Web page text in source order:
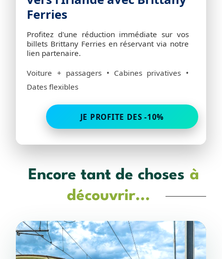
Ferries
Profitez d'une réduction immédiate sur vos
billets Brittany Ferries en réservant via notre
lien partenaire.
Voiture + passagers • Cabines privatives •
Dates flexibles
JE PROFITE DES -10%
Encore tant de choses à
découvrir...